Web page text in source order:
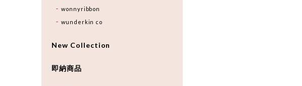
wonnyribbon
wunderkin co
New Collection
即納商品